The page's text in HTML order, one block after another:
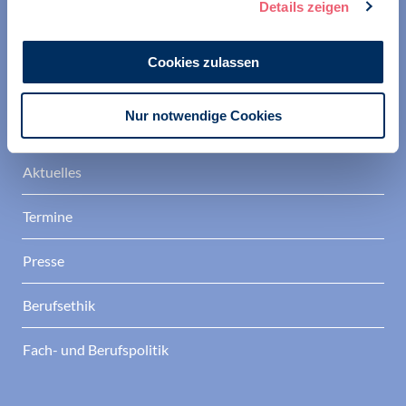
Details zeigen
Cookies zulassen
Nur notwendige Cookies
berufspolitische Positionen in der Gesellschaft.
Berufsverband Deutscher Psychologinnen und
Aktuelles
Termine
Presse
Berufsethik
Fach- und Berufspolitik